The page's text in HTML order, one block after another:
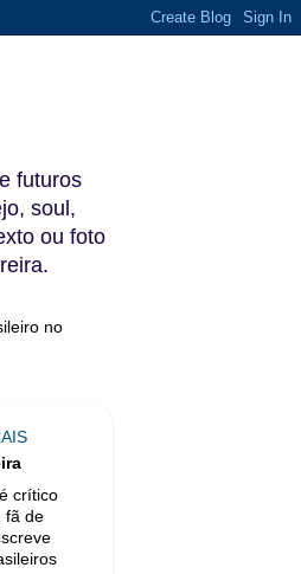
futuros
soul,
ou foto
no
crítico
fã de